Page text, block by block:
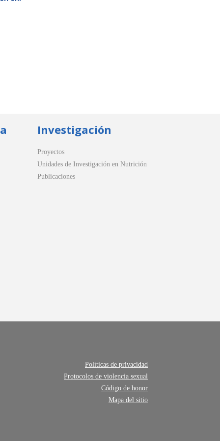
Investigación
Proyectos
Unidades de Investigación en Nutrición
Publicaciones
Políticas de privacidad
Protocolos de violencia sexual
Código de honor
Mapa del sitio